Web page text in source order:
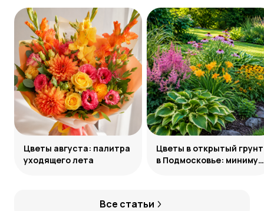
Все статьи
Цветы августа: палитра
уходящего лета
Цветы в открытый грунт
в Подмосковье: минимум